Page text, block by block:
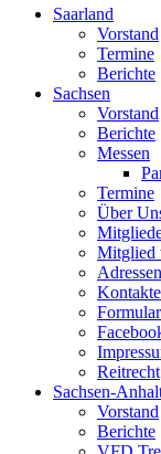
Saarland
Vorstand
Termine
Berichte
Sachsen
Vorstand
Berichte
Messen
Termine
Über
Mitglied
Adressen
Kontakte
Reitrecht
Sachsen-
Vorstand
Berichte